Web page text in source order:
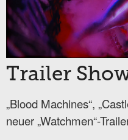
Trailer
„Blood Machines“,
neuer „Watchmen“-